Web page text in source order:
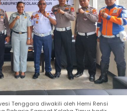
Tenggara diwakili oleh Hemi Rensi